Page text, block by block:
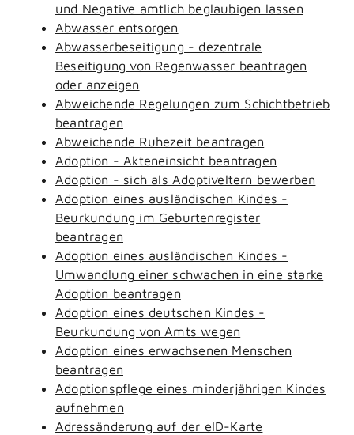
und Negative amtlich beglaubigen lassen
Abwasser entsorgen
Abwasserbeseitigung - dezentrale
Beseitigung von Regenwasser beantragen
oder anzeigen
Abweichende Regelungen zum Schichtbetrieb
beantragen
Abweichende Ruhezeit beantragen
Adoption - Akteneinsicht beantragen
Adoption - sich als Adoptiveltern bewerben
Adoption eines ausländischen Kindes -
Beurkundung im Geburtenregister
beantragen
Adoption eines ausländischen Kindes -
Umwandlung einer schwachen in eine starke
Adoption beantragen
Adoption eines deutschen Kindes -
Beurkundung von Amts wegen
Adoption eines erwachsenen Menschen
beantragen
Adoptionspflege eines minderjährigen Kindes
aufnehmen
Adressänderung auf der eID-Karte